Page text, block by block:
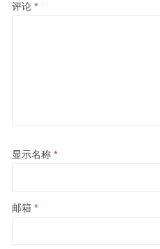
评论 *
显示名称 *
邮箱 *